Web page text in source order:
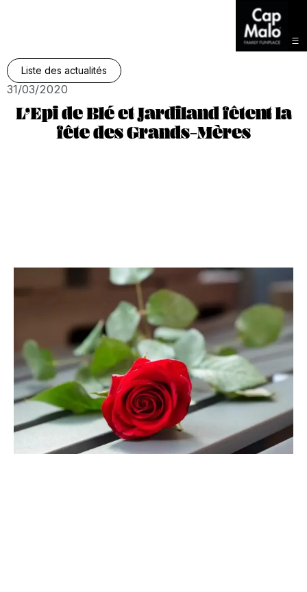
Liste des actualités
31/03/2020
L’Epi de Blé et Jardiland fêtent la
fête des Grands-Mères